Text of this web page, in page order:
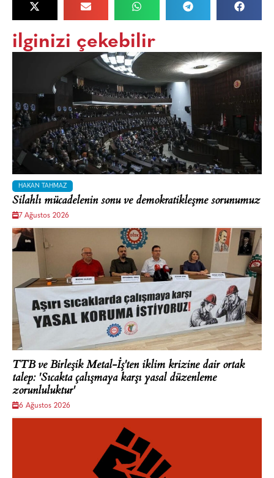
ilginizi çekebilir
HAKAN TAHMAZ
Silahlı mücadelenin sonu ve demokratikleşme sorunumuz
7 Ağustos 2026
TTB ve Birleşik Metal-İş'ten iklim krizine dair ortak
talep: 'Sıcakta çalışmaya karşı yasal düzenleme
zorunluluktur'
6 Ağustos 2026